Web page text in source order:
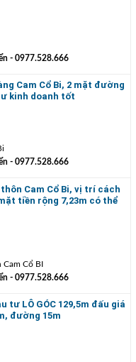
- 0977.528.666
Cam Cổ Bi, 2 mặt đường
kinh doanh tốt
- 0977.528.666
thôn Cam Cổ Bi, vị trí cách
tiền rộng 7,23m có thể
Cổ BI
- 0977.528.666
tư LÔ GÓC 129,5m đấu giá
đường 15m